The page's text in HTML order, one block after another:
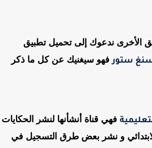
الأخرى ندعوك إلى تحميل تطبيق
ستور فهو سيغنيك عن كل ما ذكر
فهي قناة أنشأنها لنشر الحكايات
و نشر بعض طرق التسجيل في